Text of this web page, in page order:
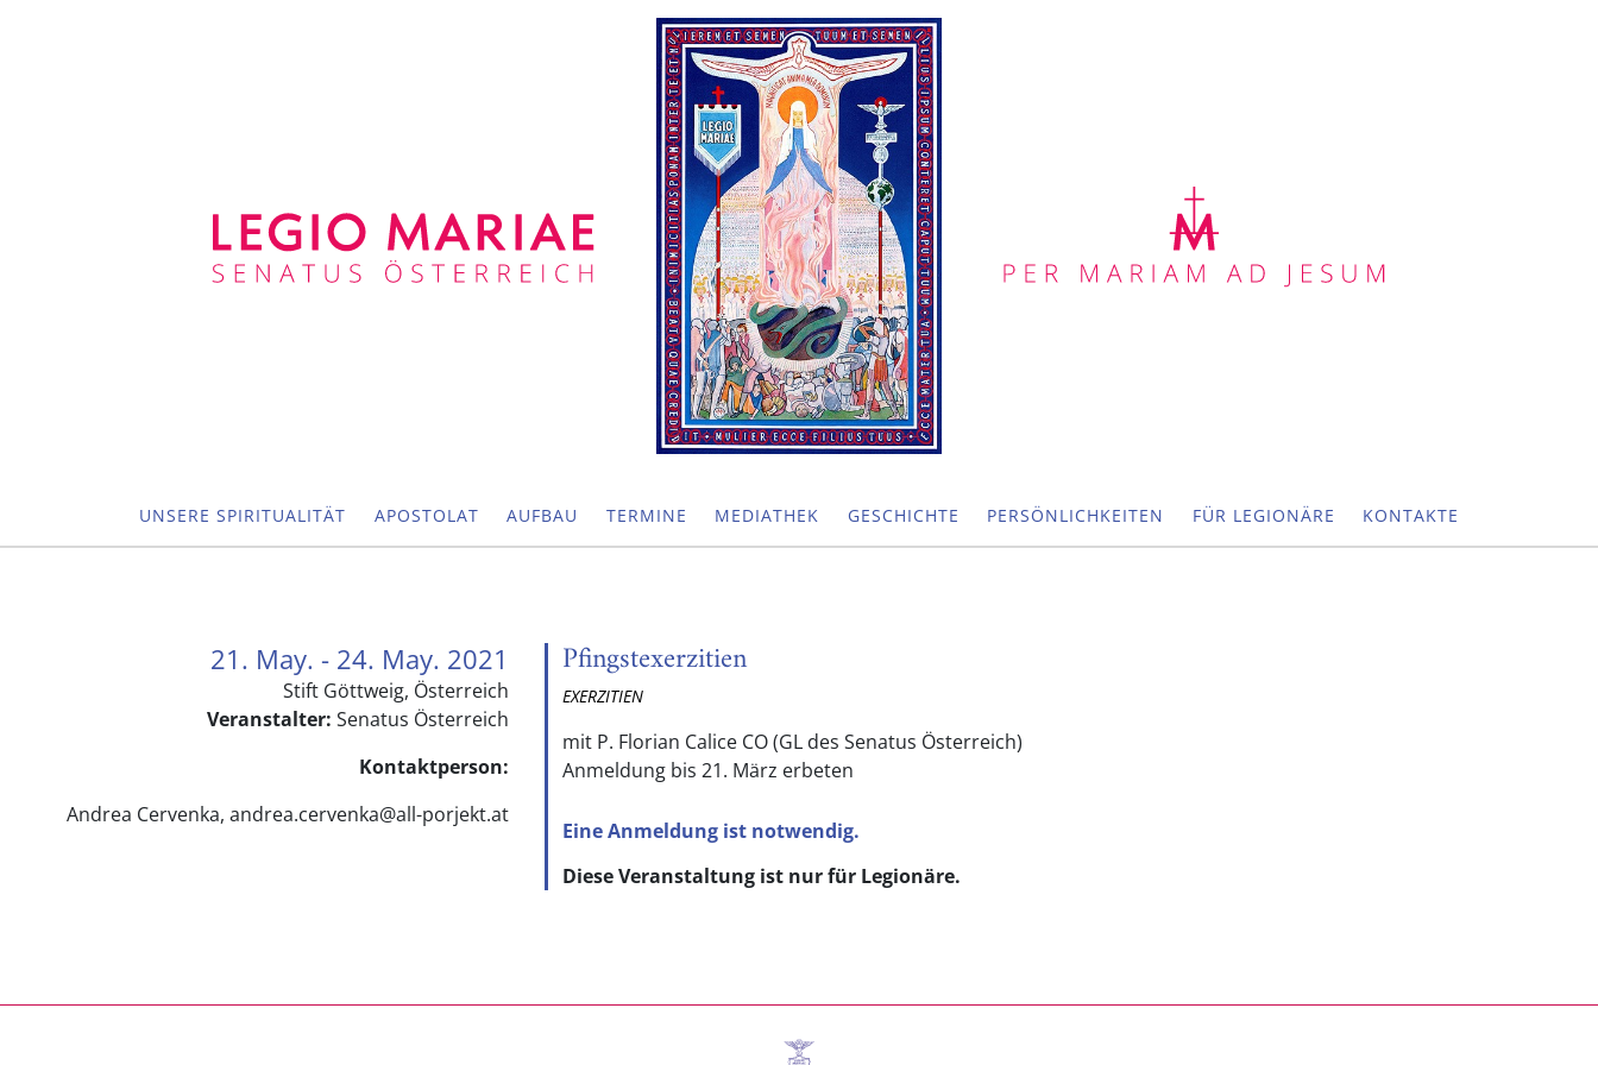
UNSERE SPIRITUALITÄT APOSTOLAT AUFBAU TERMINE MEDIATHEK GESCHICHTE PERSÖNLICHKEITEN FÜR LEGIONÄRE KONTAKTE
21. May. - 24. May. 2021
Stift Göttweig, Österreich
Veranstalter: Senatus Österreich
Kontaktperson:
Andrea Cervenka, andrea.cervenka@all-porjekt.at
Pfingstexerzitien
EXERZITIEN
mit P. Florian Calice CO (GL des Senatus Österreich)
Anmeldung bis 21. März erbeten
Eine Anmeldung ist notwendig.
Diese Veranstaltung ist nur für Legionäre.